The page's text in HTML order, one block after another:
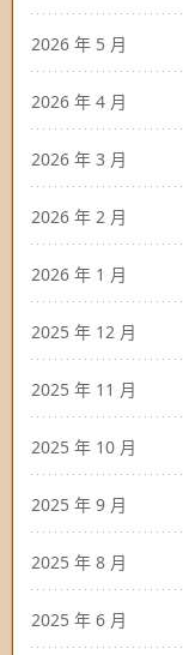
2026 年 5 月
2026 年 4 月
2026 年 3 月
2026 年 2 月
2026 年 1 月
2025 年 12 月
2025 年 11 月
2025 年 10 月
2025 年 9 月
2025 年 8 月
2025 年 6 月